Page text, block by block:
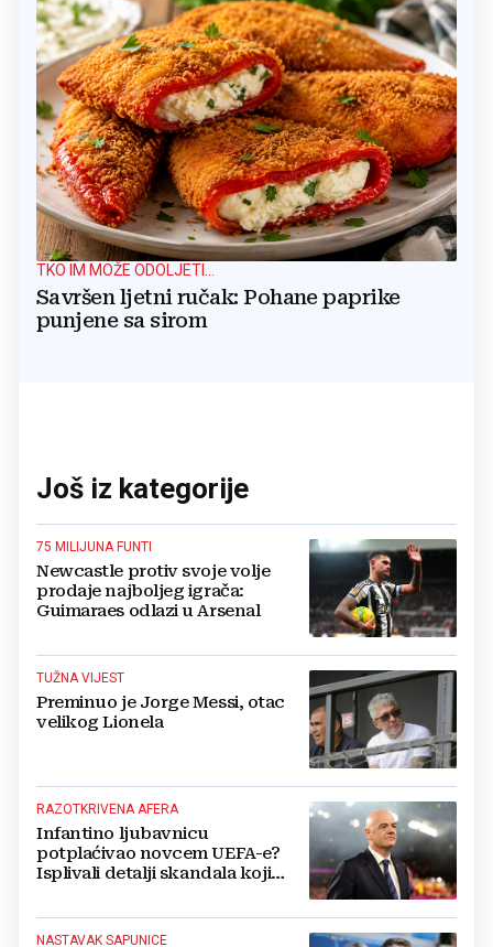
TKO IM MOŽE ODOLJETI...
Savršen ljetni ručak: Pohane paprike
punjene sa sirom
Još iz kategorije
75 MILIJUNA FUNTI
Newcastle protiv svoje volje
prodaje najboljeg igrača:
Guimaraes odlazi u Arsenal
TUŽNA VIJEST
Preminuo je Jorge Messi, otac
velikog Lionela
RAZOTKRIVENA AFERA
Infantino ljubavnicu
potplaćivao novcem UEFA-e?
Isplivali detalji skandala koji
NASTAVAK SAPUNICE